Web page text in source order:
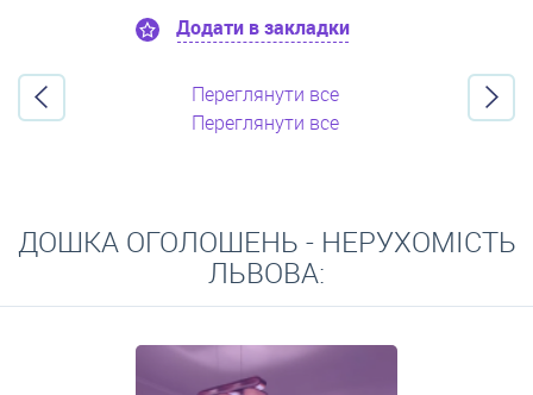
Додати в закладки
Переглянути все
Переглянути все
ДОШКА ОГОЛОШЕНЬ - НЕРУХОМІСТЬ
ЛЬВОВА: